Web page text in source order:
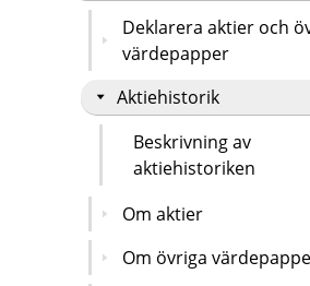
Deklarera aktier och
värdepapper
Aktiehistorik
Beskrivning av
aktiehistoriken
Om aktier
Om övriga